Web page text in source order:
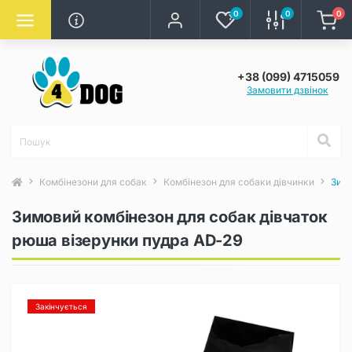
0 0 0
+38 (099) 4715059
Замовити дзвінок
Комбінезони для собак Комбінезон для собаки дівчинки
Зимовий комбінезон для собак дівчаток
рюша візерунки пудра AD-29
Закінчується